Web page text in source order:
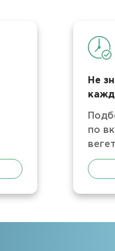
Не
по